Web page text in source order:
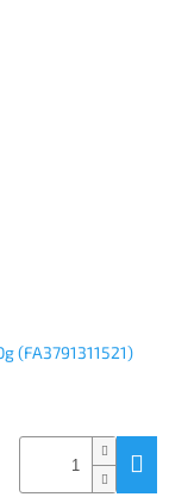
(FA3791311521)